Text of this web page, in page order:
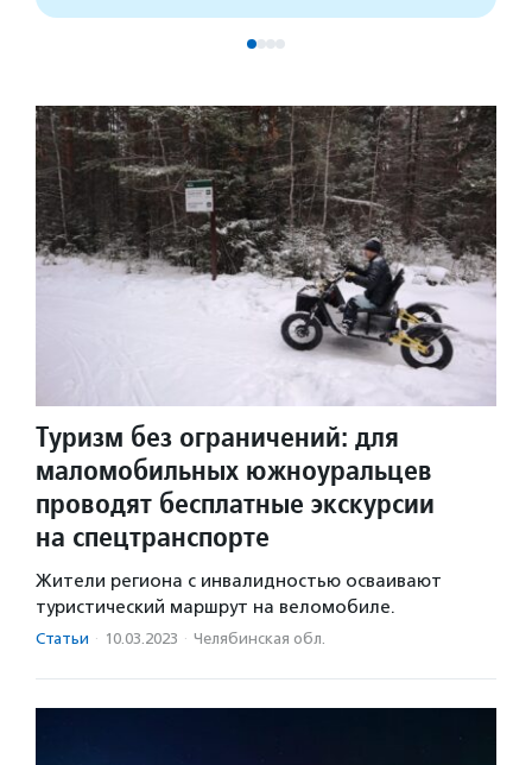
Туризм без ограничений: для
маломобильных южноуральцев
проводят бесплатные экскурсии
на спецтранспорте
Жители региона с инвалидностью осваивают
туристический маршрут на веломобиле.
Статьи · 10.03.2023 · Челябинская обл.